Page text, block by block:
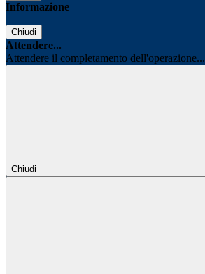
Informazione
Chiudi
Attendere...
Attendere il completamento dell'operazione...
Chiudi